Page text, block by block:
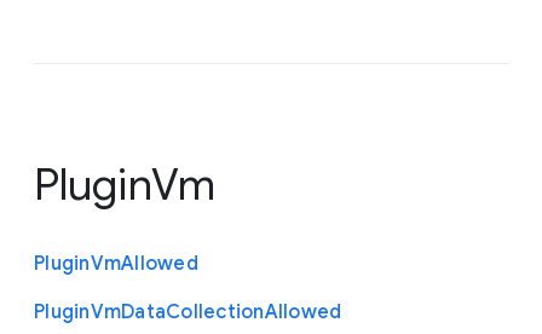
PluginVm
PluginVmAllowed
PluginVmDataCollectionAllowed